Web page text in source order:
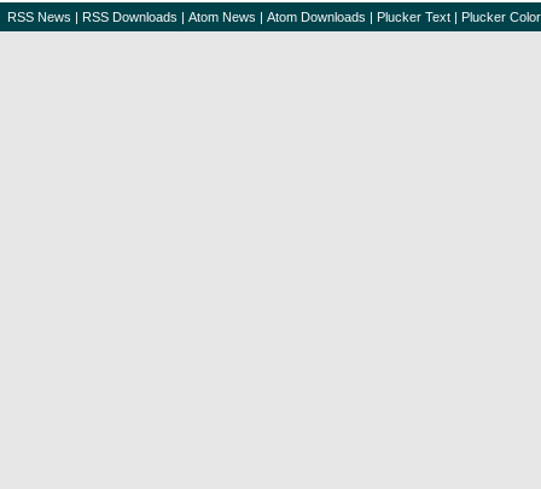
RSS News | RSS Downloads | Atom News | Atom Downloads | Plucker Text | Plucker Color